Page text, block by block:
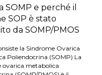
SOMP e perché il
SOP è stato
da SOMP/PMOS
la Sindrome Ovarica
Poliendocrina (SOMP) La
ovarica metabolica